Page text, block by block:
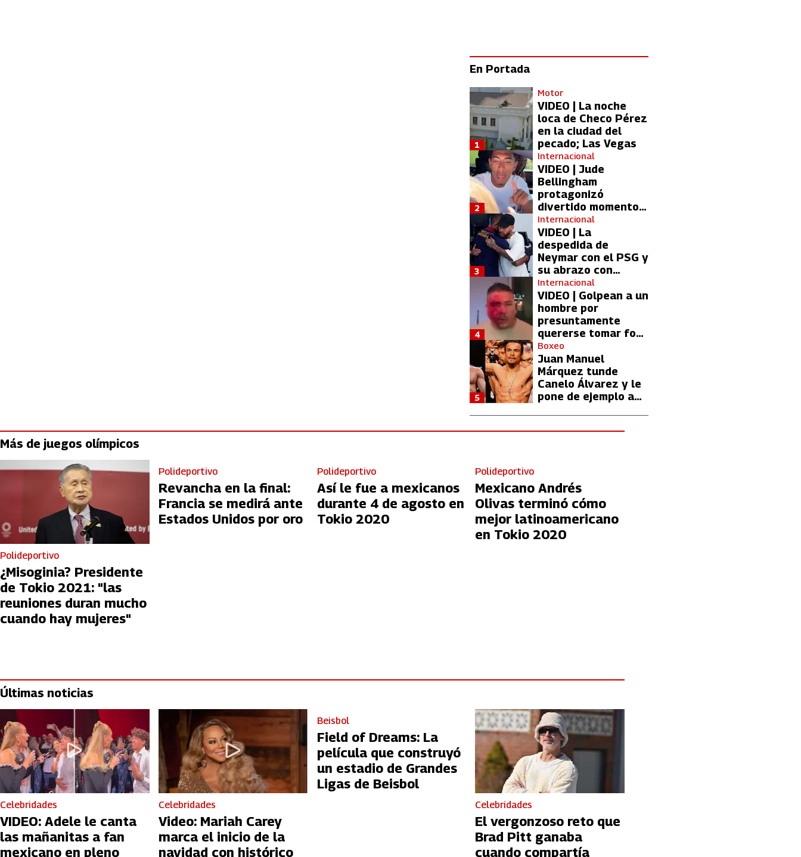
En Portada
Motor
VIDEO | La noche
loca de Checo Pérez
en la ciudad del
pecado; Las Vegas
1
Internacional
VIDEO | Jude
Bellingham
protagonizó
divertido momento
con aficionada del
Real Madrid
2
Internacional
VIDEO | La
despedida de
Neymar con el PSG y
su abrazo con
Kylian Mbappé
3
Internacional
VIDEO | Golpean a un
hombre por
presuntamente
quererse tomar foto
con Lionel Messi
4
Boxeo
Juan Manuel
Márquez tunde
Canelo Álvarez y le
pone de ejemplo a
5
Más de juegos olímpicos
Polideportivo
¿Misoginia? Presidente
de Tokio 2021: "las
reuniones duran mucho
cuando hay mujeres"
Polideportivo
Revancha en la final:
Francia se medirá ante
Estados Unidos por oro
Polideportivo
Así le fue a mexicanos
durante 4 de agosto en
Tokio 2020
Polideportivo
Mexicano Andrés
Olivas terminó cómo
mejor latinoamericano
en Tokio 2020
Últimas noticias
Celebridades
VIDEO: Adele le canta
las mañanitas a fan
mexicano en pleno
Celebridades
Video: Mariah Carey
marca el inicio de la
navidad con histórico
Beisbol
Field of Dreams: La
película que construyó
un estadio de Grandes
Ligas de Beisbol
Celebridades
El vergonzoso reto que
Brad Pitt ganaba
cuando compartía